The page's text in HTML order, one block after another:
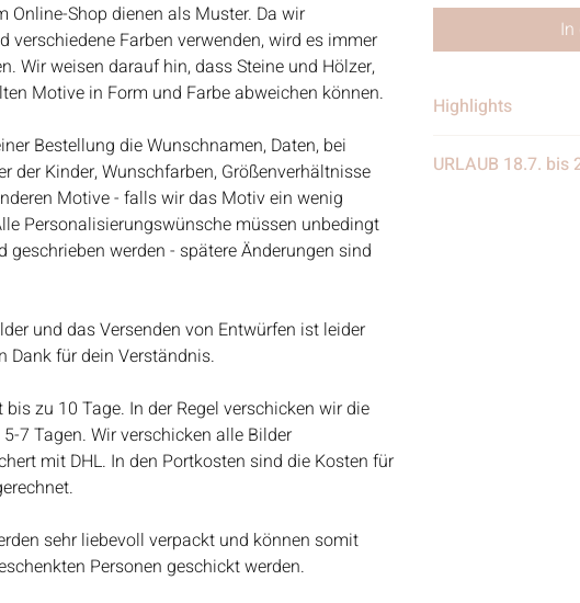
Online-Shop dienen als Muster. Da wir
verschiedene Farben verwenden, wird es immer
Wir weisen darauf hin, dass Steine und Hölzer,
Motive in Form und Farbe abweichen können.
Bestellung die Wunschnamen, Daten, bei
der Kinder, Wunschfarben, Größenverhältnisse
Motive - falls wir das Motiv ein wenig
Personalisierungswünsche müssen unbedingt
geschrieben werden - spätere Änderungen sind
und das Versenden von Entwürfen ist leider
Dank für dein Verständnis.
bis zu 10 Tage. In der Regel verschicken wir die
7 Tagen. Wir verschicken alle Bilder
mit DHL. In den Portkosten sind die Kosten für
sehr liebevoll verpackt und können somit
Personen geschickt werden.
In
Highlights
• Verschickt von
URLAUB 18.7. bis